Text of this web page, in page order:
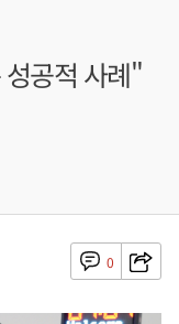
공적 사례"
0